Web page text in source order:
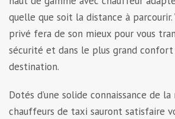
quelle que soit la distance à
privé fera de son mieux pour vous
sécurité et dans le plus grand confort
destination.
Dotés d’une solide connaissance de la
chauffeurs de taxi sauront satisfaire